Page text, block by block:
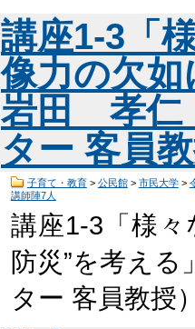
講座1-3「
像力の欠
岩田 孝仁
ター 客員
子育て・教育> 公民館> 市民大学>
講師陣7人
講座1-3「様
防災”を考え
ター 客員教授